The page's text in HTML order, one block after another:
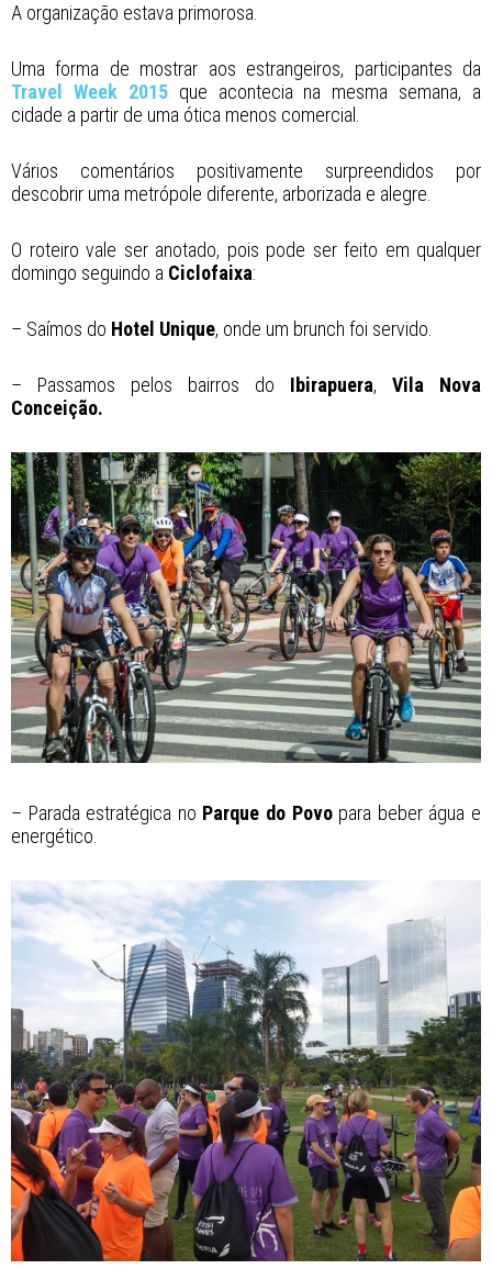
A organização estava primorosa.
Uma forma de mostrar aos estrangeiros, participantes da
Travel Week 2015que acontecia na mesma semana, a
cidade a partir de uma ótica menos comercial.
Vários comentários positivamente surpreendidos por
descobrir uma metrópole diferente, arborizada e alegre.
O roteiro vale ser anotado, pois pode ser feito em qualquer
domingo seguindo a Ciclofaixa:
– Saímos do Hotel Unique, onde um brunch foi servido.
– Passamos pelos bairros do Ibirapuera, Vila Nova
Conceição.
– Parada estratégica no Parque do Povopara beber água e
energético.